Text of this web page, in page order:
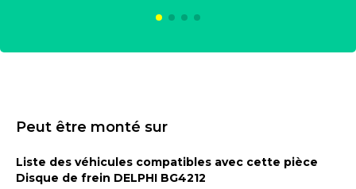
Peut être monté sur
Liste des véhicules compatibles avec cette pièce
Disque de frein DELPHI BG4212